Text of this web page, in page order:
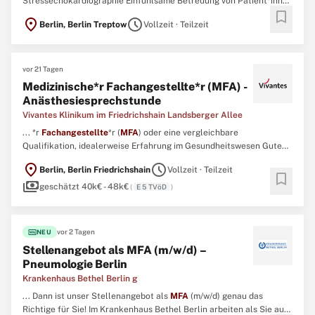
Medizinische*rFachangestellte*r (MFA ) bzw. ...
location_on Berlin, Berlin TreptowscheduleVollzeit · Teilzeit bookmark
vor 21 Tagen
Medizinische*r Fachangestellte*r (MFA) -
Anästhesiesprechstunde
Vivantes Klinikum im Friedrichshain Landsberger Allee
... *r Fachangestellte*r (MFA) oder eine vergleichbare
Qualifikation, idealerweise Erfahrung im Gesundheitswesen Gute
location_on Berlin, Berlin FriedrichshainscheduleVollzeit · Teilzeit
paymentsgeschätzt 40k€ - 48k€( E 5 TVöD ) bookmark
fiber_newNEU vor 2 Tagen
Stellenangebot als MFA (m/w/d) –
Pneumologie Berlin
Krankenhaus Bethel Berlin g
... Dann ist unser Stellenangebot als MFA (m/w/d) genau das
Richtige für Sie! Im Krankenhaus Bethel Berlin arbeiten als Sie auf